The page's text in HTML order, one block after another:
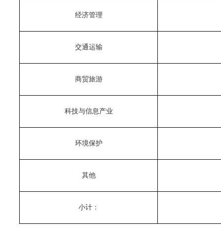
经济管理
交通运输
商贸旅游
科技与信息产业
环境保护
其他
小计：